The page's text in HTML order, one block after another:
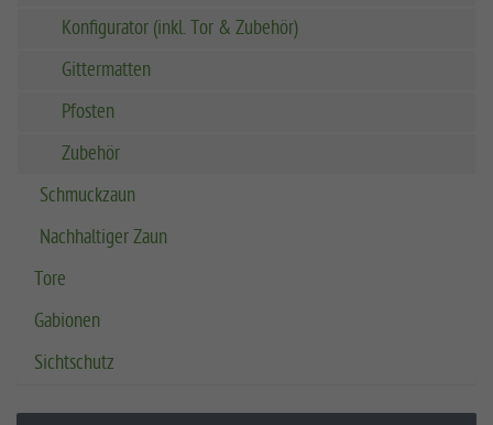
Konfigurator (inkl. Tor & Zubehör)
Gittermatten
Pfosten
Zubehör
Schmuckzaun
Nachhaltiger Zaun
Tore
Gabionen
Sichtschutz